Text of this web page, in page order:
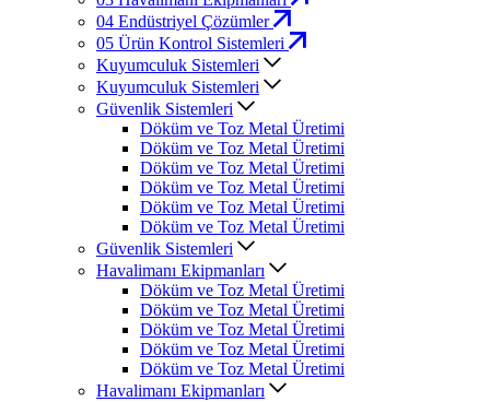
04 Endüstriyel Çözümler
05 Ürün Kontrol Sistemleri
Kuyumculuk Sistemleri
Kuyumculuk Sistemleri
Güvenlik Sistemleri
Döküm ve Toz Metal Üretimi
Döküm ve Toz Metal Üretimi
Döküm ve Toz Metal Üretimi
Döküm ve Toz Metal Üretimi
Döküm ve Toz Metal Üretimi
Döküm ve Toz Metal Üretimi
Güvenlik Sistemleri
Havalimanı Ekipmanları
Döküm ve Toz Metal Üretimi
Döküm ve Toz Metal Üretimi
Döküm ve Toz Metal Üretimi
Döküm ve Toz Metal Üretimi
Döküm ve Toz Metal Üretimi
Havalimanı Ekipmanları